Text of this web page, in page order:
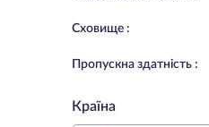
Cховище :
Пропускна здатність :
Країна